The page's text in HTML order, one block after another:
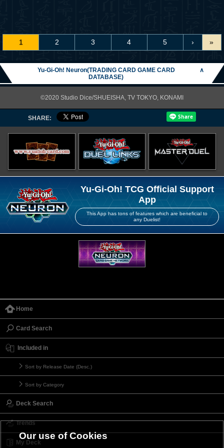
1 2 3 4 5 › »
Yu-Gi-Oh! Neuron(TRADING CARD GAME CARD
DATABASE)
∧
©2020 Studio Dice/SHUEISHA, TV TOKYO, KONAMI
SHARE:
Yu-Gi-Oh! TCG Official Support
App
This App has tons of features which are beneficial to
any Duelist!
Home
Card Search
Included in
Sort by Release Date (Desc.)
Sort by Category
Deck Search
Trends
My Deck
Our use of Cookies